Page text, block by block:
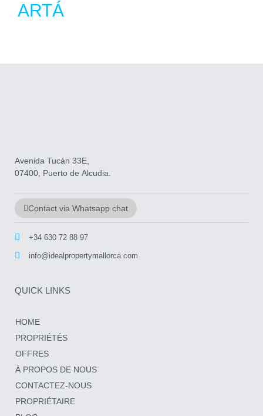
ARTÁ
Avenida Tucán 33E,
07400, Puerto de Alcudia.
Contact via Whatsapp chat
+34 630 72 88 97
info@idealpropertymallorca.com
QUICK LINKS
HOME
PROPRIÉTÉS
OFFRES
À PROPOS DE NOUS
CONTACTEZ-NOUS
PROPRIÉTAIRE